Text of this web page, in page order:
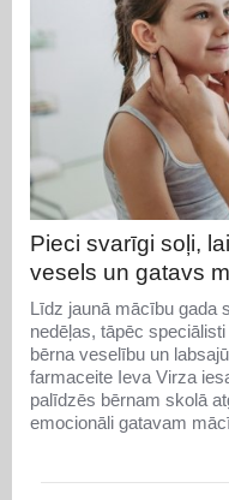
Pieci svarīgi soļi,
vesels un gatavs
Līdz jaunā mācību gada
nedēļas, tāpēc
bērna veselību un
farmaceite Ieva Virza
palīdzēs bērnam skolā
emocionāli gatavam